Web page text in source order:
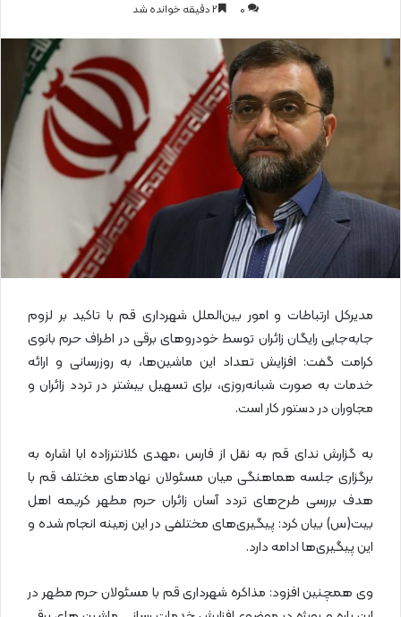
ا
ل
0
مدیرکل ارتباطات و امور بین‌الملل شهرداری قم با تاکید بر لزوم
جابه‌جایی رایگان زائران توسط خودروهای برقی در اطراف حرم بانوی
کرامت گفت: افزایش تعداد این ماشین‌ها، به روزرسانی و ارائه
خدمات به صورت شبانه‌روزی، برای تسهیل بیشتر در تردد زائران و
مجاوران در دستور کار است.
به گزارش ندای قم به نقل از فارس ،مهدی کلانترزاده ابا اشاره به
برگزاری جلسه هماهنگی میان مسئولان نهادهای مختلف قم با
هدف بررسی طرح‌‌های تردد آسان زائران حرم مطهر کریمه اهل
بیت(س) بیان کرد: پیگیری‌های مختلفی در این زمینه انجام شده و
این پیگیری‌ها ادامه دارد.
وی همچنین افزود: مذاکره شهرداری قم با مسئولان حرم مطهر در